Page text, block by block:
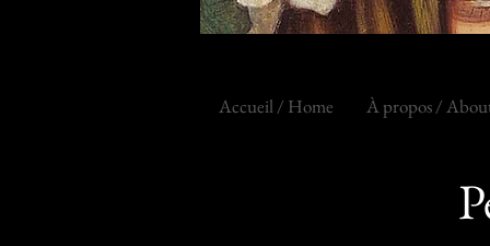
Accueil / Home À propos /